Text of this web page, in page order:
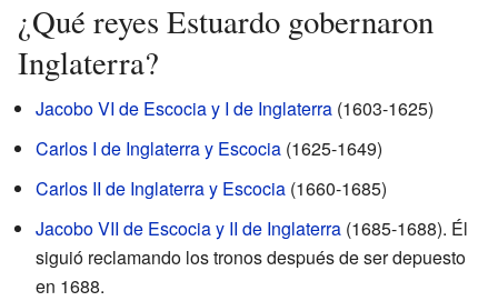
¿Qué reyes Estuardo gobernaron
Inglaterra?
Jacobo VI de Escocia y I de Inglaterra (1603-1625)
Carlos I de Inglaterra y Escocia (1625-1649)
Carlos II de Inglaterra y Escocia (1660-1685)
Jacobo VII de Escocia y II de Inglaterra (1685-1688). Él
siguió reclamando los tronos después de ser depuesto
en 1688.